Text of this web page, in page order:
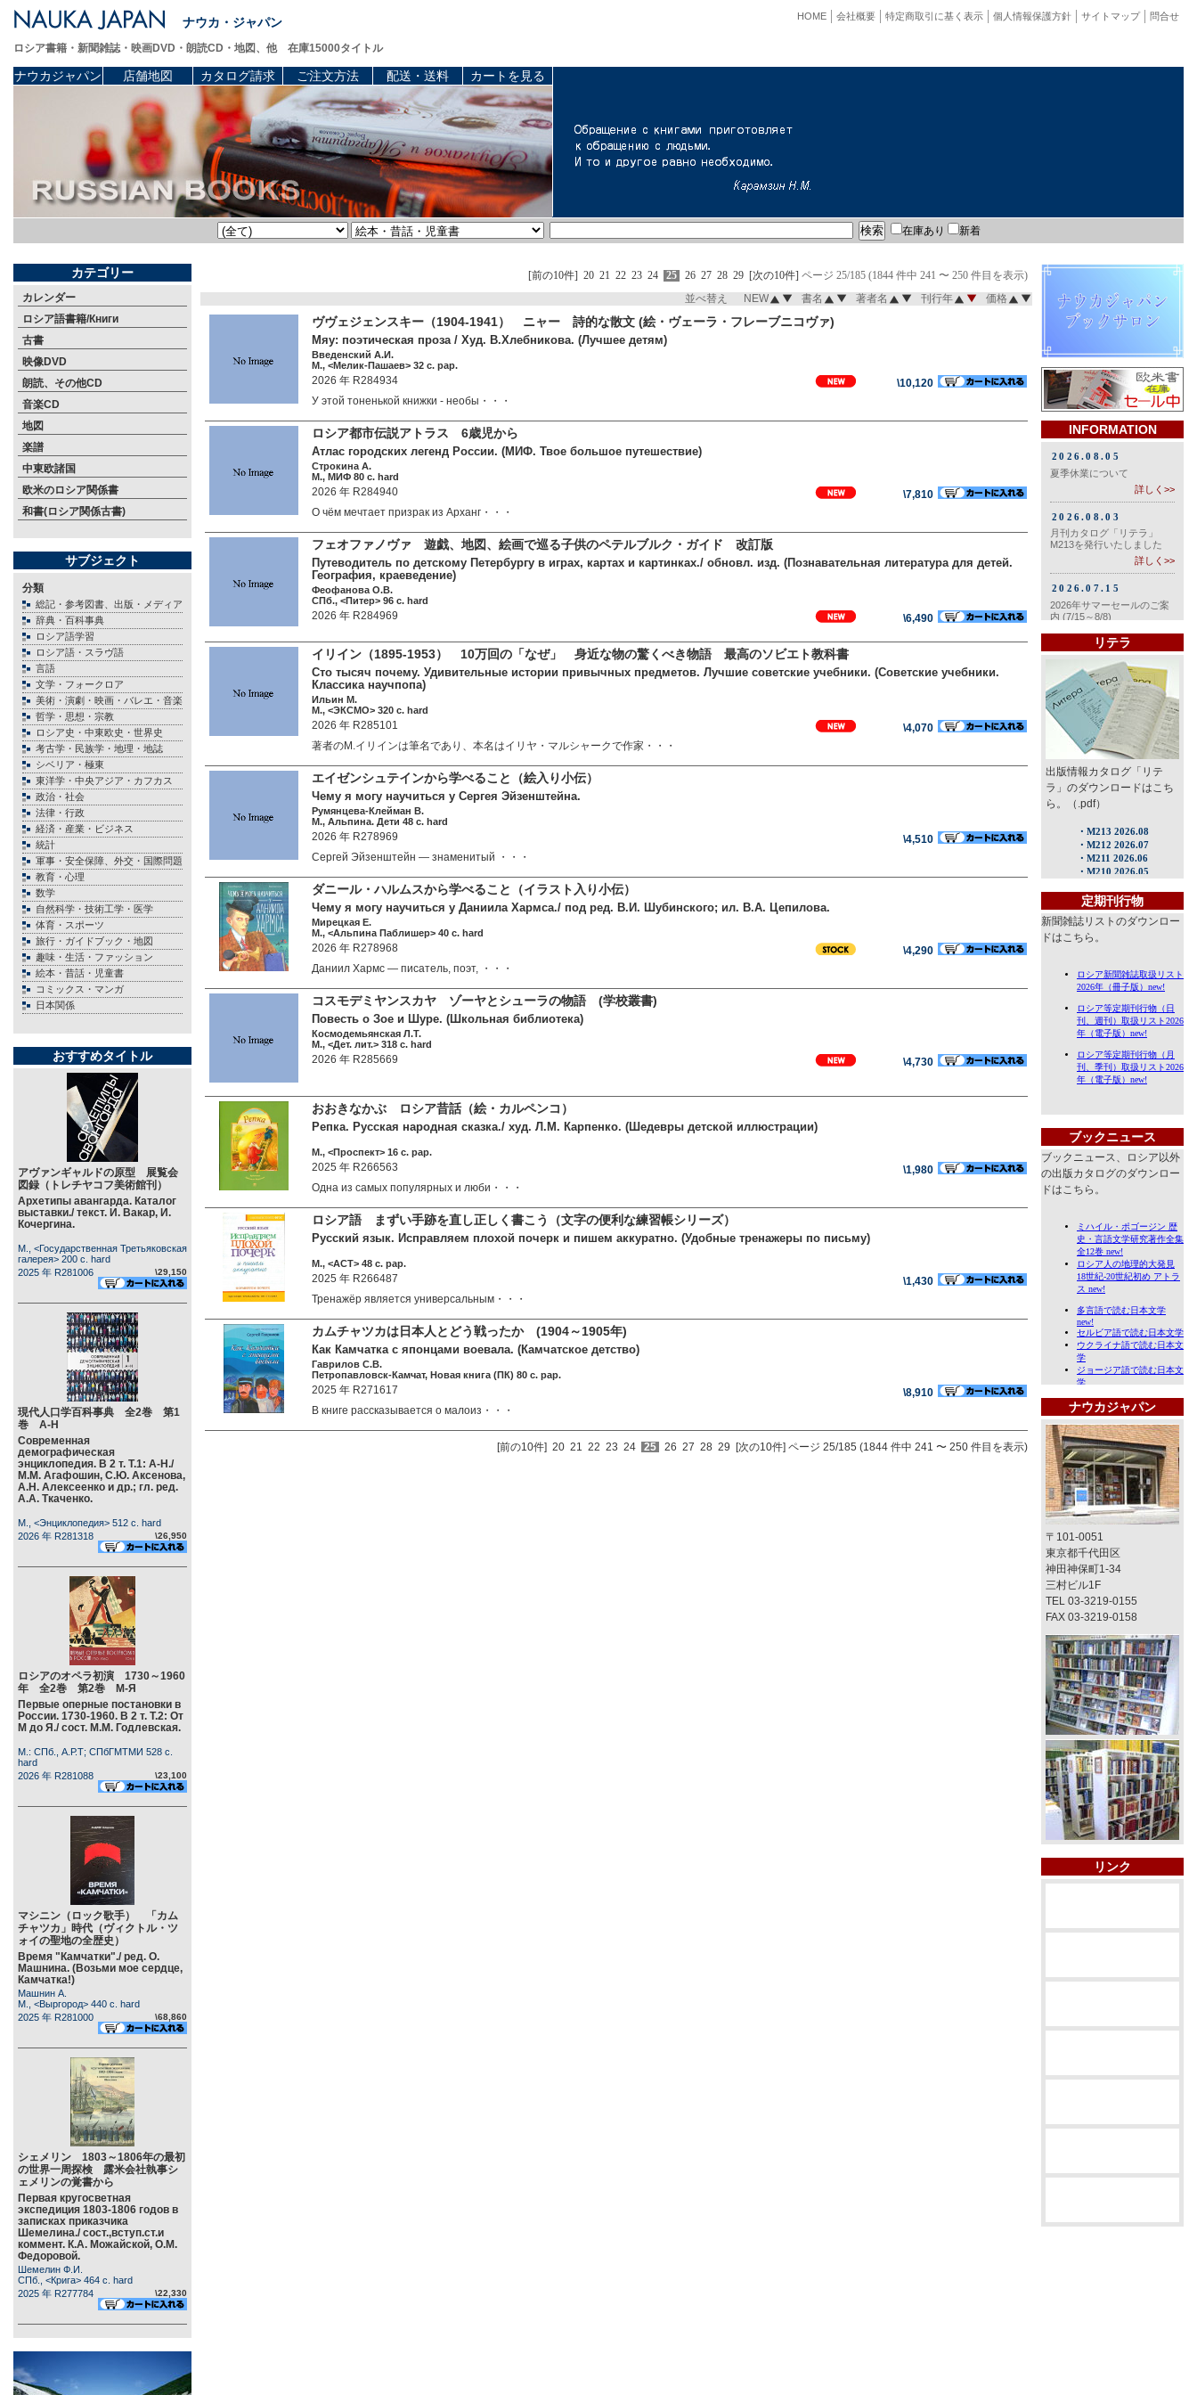
ナウカ・ジャパン 問合せ
サイトマップ
個人情報保護方針
特定商取引に基く表示
会社概要
HOME
ロシア書籍・新聞雑誌・映画DVD・朗読CD・地図、他 在庫15000タイトル
ナウカジャパン 店舗地図 カタログ請求 ご注文方法 配送・送料 カートを見る
在庫あり 新着
カテゴリー
カレンダー
ロシア語書籍/Книги
古書
映像DVD
朗読、その他CD
音楽CD
地図
楽譜
中東欧諸国
欧米のロシア関係書
和書(ロシア関係古書)
サブジェクト
分類
総記・参考図書、出版・メディア
辞典・百科事典
ロシア語学習
ロシア語・スラヴ語
言語
文学・フォークロア
美術・演劇・映画・バレエ・音楽
哲学・思想・宗教
ロシア史・中東欧史・世界史
考古学・民族学・地理・地誌
シベリア・極東
東洋学・中央アジア・カフカス
政治・社会
法律・行政
経済・産業・ビジネス
統計
軍事・安全保障、外交・国際問題
教育・心理
数学
自然科学・技術工学・医学
体育・スポーツ
旅行・ガイドブック・地図
趣味・生活・ファッション
絵本・昔話・児童書
コミックス・マンガ
日本関係
おすすめタイトル
アヴァンギャルドの原型 展覧会
図録（トレチヤコフ美術館刊）
Архетипы авангарда. Каталог
выставки./ текст. И. Вакар, И.
Кочергина.
М., <Государственная Третьяковская
галерея> 200 c. hard
2025 年 R281006
\29,150
現代人口学百科事典 全2巻 第1
巻 А-Н
Современная
демографическая
энциклопедия. В 2 т. Т.1: А-Н./
М.М. Агафошин, С.Ю. Аксенова,
А.Н. Алексеенко и др.; гл. ред.
А.А. Ткаченко.
М., <Энциклопедия> 512 c. hard
2026 年 R281318
\26,950
ロシアのオペラ初演 1730～1960
年 全2巻 第2巻 М-Я
Первые оперные постановки в
России. 1730-1960. В 2 т. Т.2: От
М до Я./ сост. М.М. Годлевская.
М.: СПб., А.Р.Т; СПбГМТМИ 528 c.
hard
2026 年 R281088
\23,100
マシニン（ロック歌手） 「カム
チャツカ」時代（ヴィクトル・ツ
ォイの聖地の全歴史）
Время "Камчатки"./ ред. О.
Машнина. (Возьми мое сердце,
Камчатка!)
Машнин А.
М., <Выргород> 440 c. hard
2025 年 R281000
\68,860
シェメリン 1803～1806年の最初
の世界一周探検 露米会社執事シ
ェメリンの覚書から
Первая кругосветная
экспедиция 1803-1806 годов в
записках приказчика
Шемелина./ сост.,вступ.ст.и
коммент. К.А. Можайской, О.М.
Федоровой.
Шемелин Ф.И.
СПб., <Крига> 464 c. hard
2025 年 R277784
\22,330
[前の10件] 20 21 22 23 24 25 26 27 28 29 [次の10件] ページ 25/185 (1844 件中 241 〜 250 件目を表示)
並べ替え NEW 書名 著者名 刊行年 価格
ヴヴェジェンスキー（1904-1941） ニャー 詩的な散文 (絵・ヴェーラ・フレーブニコヴァ)
Мяу: поэтическая проза / Худ. В.Хлебникова. (Лучшее детям)
Введенский А.И.
М., <Мелик-Пашаев> 32 c. pap.
2026 年 R284934
\10,120
У этой тоненькой книжки - необы・・・
ロシア都市伝説アトラス 6歳児から
Атлас городских легенд России. (МИФ. Твое большое путешествие)
Строкина А.
М., МИФ 80 c. hard
2026 年 R284940
\7,810
О чём мечтает призрак из Арханг・・・
フェオファノヴァ 遊戯、地図、絵画で巡る子供のペテルブルク・ガイド 改訂版
Путеводитель по детскому Петербургу в играх, картах и картинках./ обновл. изд. (Познавательная литература для детей.
География, краеведение)
Феофанова О.В.
СПб., <Питер> 96 c. hard
2026 年 R284969 \6,490
イリイン（1895-1953） 10万回の「なぜ」 身近な物の驚くべき物語 最高のソビエト教科書
Сто тысяч почему. Удивительные истории привычных предметов. Лучшие советские учебники. (Советские учебники.
Классика научпопа)
Ильин М.
М., <ЭКСМО> 320 c. hard
2026 年 R285101
\4,070
著者のM.イリインは筆名であり、本名はイリヤ・マルシャークで作家・・・
エイゼンシュテインから学べること（絵入り小伝）
Чему я могу научиться у Сергея Эйзенштейна.
Румянцева-Клейман В.
М., Альпина. Дети 48 c. hard
2026 年 R278969
\4,510
Сергей Эйзенштейн — знаменитый ・・・
ダニール・ハルムスから学べること（イラスト入り小伝）
Чему я могу научиться у Даниила Хармса./ под ред. В.И. Шубинского; ил. В.А. Цепилова.
Мирецкая Е.
М., <Альпина Паблишер> 40 c. hard
2026 年 R278968
\4,290
Даниил Хармс — писатель, поэт, ・・・
コスモデミヤンスカヤ ゾーヤとシューラの物語 (学校叢書)
Повесть о Зое и Шуре. (Школьная библиотека)
Космодемьянская Л.Т.
М., <Дет. лит.> 318 c. hard
2026 年 R285669 \4,730
おおきなかぶ ロシア昔話（絵・カルペンコ）
Репка. Русская народная сказка./ худ. Л.М. Карпенко. (Шедевры детской иллюстрации)
М., <Проспект> 16 c. pap.
2025 年 R266563
\1,980
Одна из самых популярных и люби・・・
ロシア語 まずい手跡を直し正しく書こう（文字の便利な練習帳シリーズ）
Русский язык. Исправляем плохой почерк и пишем аккуратно. (Удобные тренажеры по письму)
М., <АСТ> 48 c. pap.
2025 年 R266487
\1,430
Тренажёр является универсальным・・・
カムチャツカは日本人とどう戦ったか (1904～1905年)
Как Камчатка с японцами воевала. (Камчатское детство)
Гаврилов С.В.
Петропавловск-Камчат, Новая книга (ПК) 80 c. pap.
2025 年 R271617
\8,910
В книге рассказывается о малоиз・・・
[前の10件] 20 21 22 23 24 25 26 27 28 29 [次の10件] ページ 25/185 (1844 件中 241 〜 250 件目を表示)
INFORMATION
リテラ
出版情報カタログ「リテ
ラ」のダウンロードはこち
ら。（.pdf）
定期刊行物
新聞雑誌リストのダウンロー
ドはこちら。
ブックニュース
ブックニュース、ロシア以外
の出版カタログのダウンロー
ドはこちら。
ナウカジャパン
〒101-0051
東京都千代田区
神田神保町1-34
三村ビル1F
TEL 03-3219-0155
FAX 03-3219-0158
リンク